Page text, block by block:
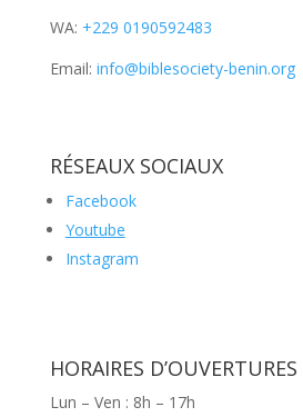
WA: +229 0190592483
Email: info@biblesociety-benin.org
RÉSEAUX SOCIAUX
Facebook
Youtube
Instagram
HORAIRES D’OUVERTURES
Lun – Ven : 8h – 17h